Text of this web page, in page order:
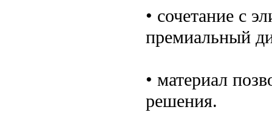
• сочетание с
премиальный
• материал
решения.